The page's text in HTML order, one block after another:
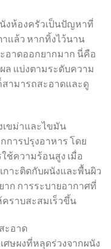
งห้องครัวเป็นปัญหาที่
แล้ว หากทิ้งไว้นาน
อาดออกยากมาก นี่คือ
ล แบ่งตามระดับความ
ามารถสะอาดและดู
เขม่าและไขมัน
การปรุงอาหาร โดย
ช้ความร้อนสูง เมื่อ
าะติดกับผนังและพื้นผิว
ก การระบายอากาศที่
ราบสะสมเร็วขึ้น
ะอาด
ษผงที่หลุดร่วงจากผนัง